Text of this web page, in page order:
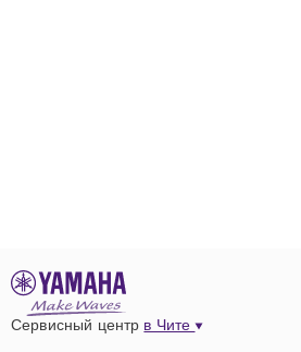
Сервисный центр в Чите